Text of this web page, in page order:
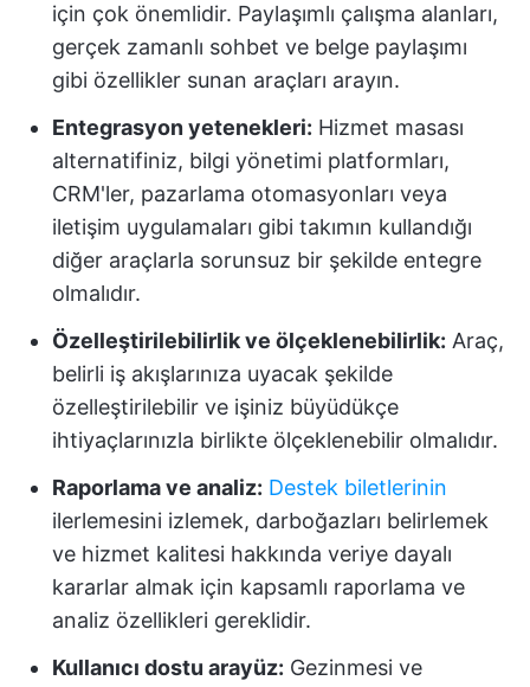
için çok önemlidir. Paylaşımlı çalışma alanları,
gerçek zamanlı sohbet ve belge paylaşımı
gibi özellikler sunan araçları arayın.
Entegrasyon yetenekleri: Hizmet masası
alternatifiniz, bilgi yönetimi platformları,
CRM'ler, pazarlama otomasyonları veya
iletişim uygulamaları gibi takımın kullandığı
diğer araçlarla sorunsuz bir şekilde entegre
olmalıdır.
Özelleştirilebilirlik ve ölçeklenebilirlik: Araç,
belirli iş akışlarınıza uyacak şekilde
özelleştirilebilir ve işiniz büyüdükçe
ihtiyaçlarınızla birlikte ölçeklenebilir olmalıdır.
Raporlama ve analiz: Destek biletlerinin
ilerlemesini izlemek, darboğazları belirlemek
ve hizmet kalitesi hakkında veriye dayalı
kararlar almak için kapsamlı raporlama ve
analiz özellikleri gereklidir.
Kullanıcı dostu arayüz: Gezinmesi ve